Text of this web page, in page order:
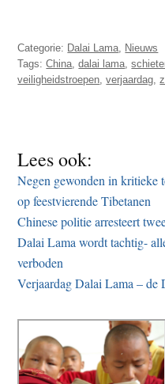
Categorie: Dalai Lama Nieuws
Tags:China ,dalai lama ,
veiligheidstroepen ,verjaardag ,
Lees ook:
Negen gewonden in kritieke
op feestvierende Tibetanen
Chinese politie arresteert
Dalai Lama wordt tachtig-
verboden
Verjaardag Dalai Lama – de